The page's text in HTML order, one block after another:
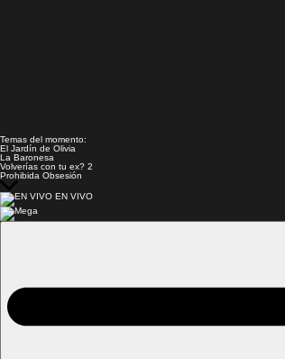
Temas del momento:
El Jardín de Olivia
La Baronesa
Volverías con tu ex? 2
Prohibida Obsesión
EN VIVO